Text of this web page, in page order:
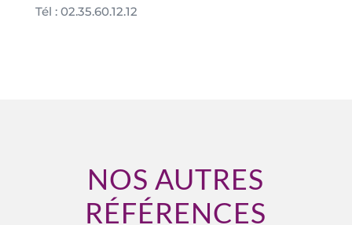
Tél : 02.35.60.12.12
NOS AUTRES
RÉFÉRENCES